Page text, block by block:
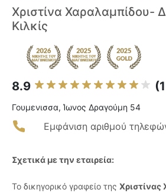
Χριστίνα Χαραλαμπίδου-
Κιλκίς
8.9
Γουμενισσα, Ίωνος Δραγούμη 54
Εμφάνιση αριθμού
Σχετικά με την εταιρεία:
Το δικηγορικό γραφείο της Χριστίνας